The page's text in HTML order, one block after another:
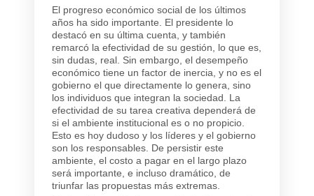
El progreso económico social de los últimos
años ha sido importante. El presidente lo
destacó en su última cuenta, y también
remarcó la efectividad de su gestión, lo que es,
sin dudas, real. Sin embargo, el desempeño
económico tiene un factor de inercia, y no es el
gobierno el que directamente lo genera, sino
los individuos que integran la sociedad. La
efectividad de su tarea creativa dependerá de
si el ambiente institucional es o no propicio.
Esto es hoy dudoso y los líderes y el gobierno
son los responsables. De persistir este
ambiente, el costo a pagar en el largo plazo
será importante, e incluso dramático, de
triunfar las propuestas más extremas.